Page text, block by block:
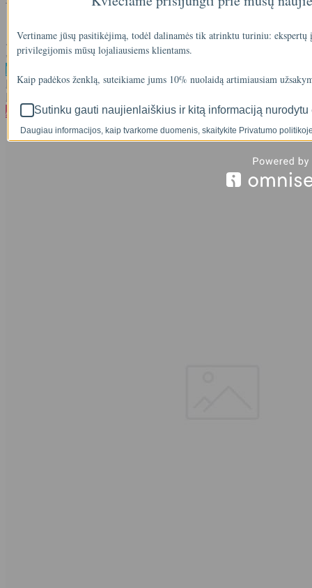
..
€7500
Į krepšelį
Į palyginimą
Į norų sąrašą
Akcija -14%
Vertiname jūsų pasitikėjimą, todėl dalinamės tik atrinktu turiniu:
privilegijomis mūsų lojaliausiems klientams.
Kaip padėkos ženklą, suteikiame jums 10% nuolaidą artimiausiam
Sutinku gauti naujienlaiškius ir kitą informaciją
Daugiau informacijos, kaip tvarkome duomenis, skaitykite Privatumo